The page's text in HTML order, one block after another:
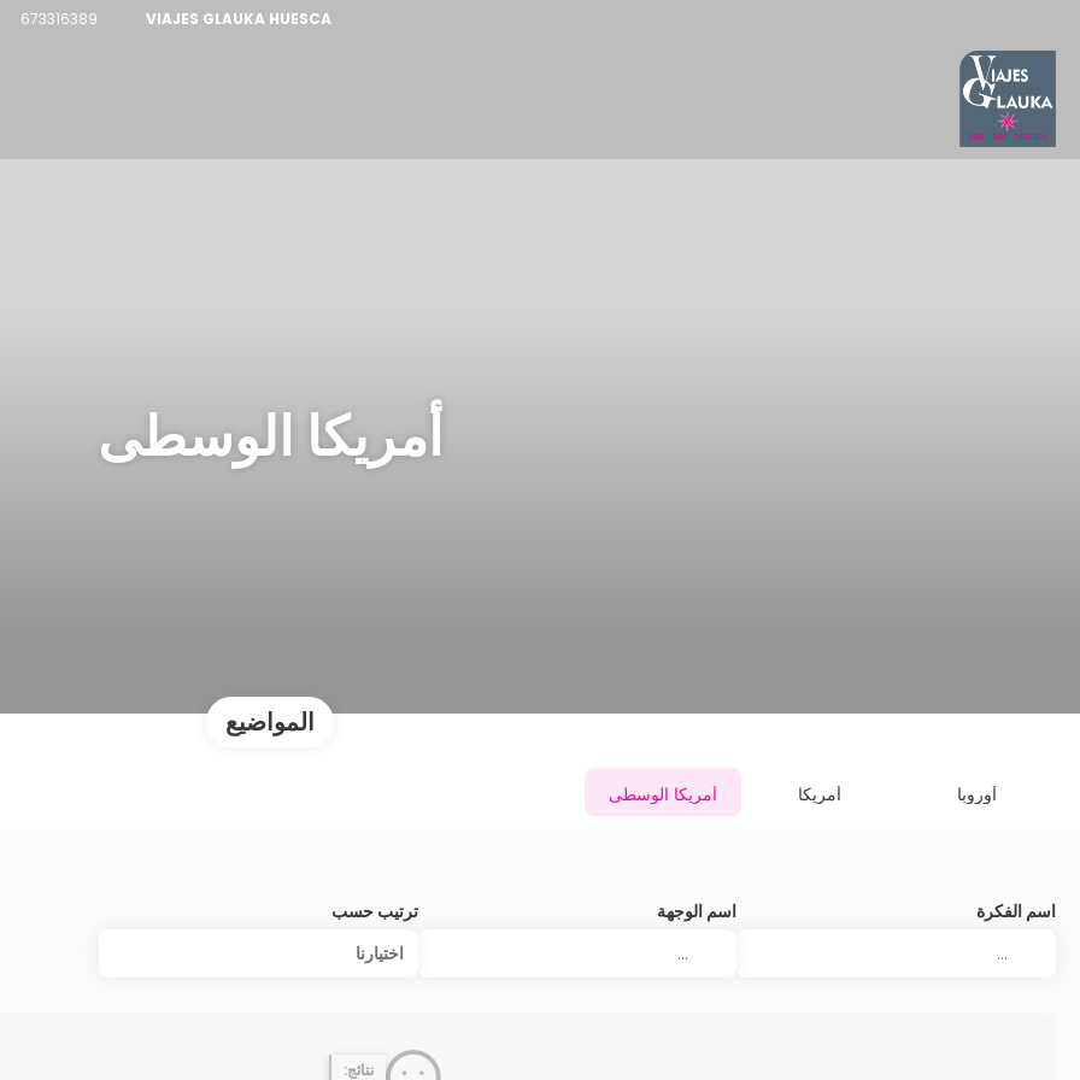
VIAJES GLAUKA HUESCA
673316389
أمريكا الوسطى
المواضيع
أوروبا أمريكا أمريكا الوسطى
اسم الفكرة اسم الوجهة
ترتيب حسب
اختيارنا
نتائج: